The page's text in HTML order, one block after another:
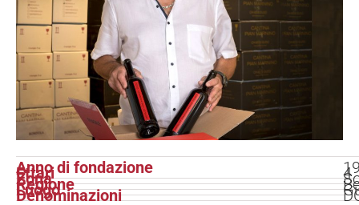
Anno di fondazione
Ettari 4
Zona
Regione
Luogo
Denominazioni